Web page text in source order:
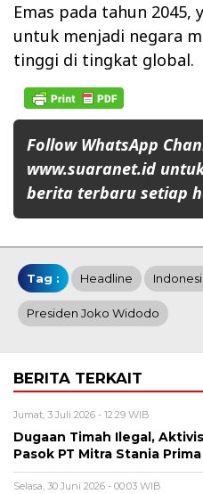
Emas pada tahun 2045,
untuk menjadi negara
tinggi di tingkat global.
Follow WhatsApp
www.suaranet.id
berita terbaru setiap
Tag : Headline
Presiden Joko Widodo
BERITA TERKAIT
Jumat, 3 Juli 2026 - 12:29 WIB
Dugaan Timah Ilegal,
Pasok PT Mitra Stania Prima
Selasa, 30 Juni 2026 - 00:03 WIB